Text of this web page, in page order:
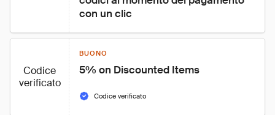
con un clic
Codice
verificato
BUONO
5% on Discounted Items
Codice verificato